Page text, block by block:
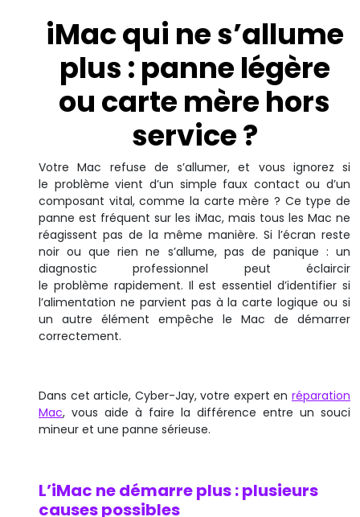
iMac qui ne s’allume
plus : panne légère
ou carte mère hors
service ?
Votre Mac refuse de s’allumer, et vous ignorez si
le problème vient d’un simple faux contact ou d’un
composant vital, comme la carte mère ? Ce type de
panne est fréquent sur les iMac, mais tous les Mac ne
réagissent pas de la même manière. Si l’écran reste
noir ou que rien ne s’allume, pas de panique : un
diagnostic professionnel peut éclaircir
le problème rapidement. Il est essentiel d’identifier si
l’alimentation ne parvient pas à la carte logique ou si
un autre élément empêche le Mac de démarrer
correctement.
Dans cet article, Cyber-Jay, votre expert en réparation
Mac, vous aide à faire la différence entre un souci
mineur et une panne sérieuse.
L’iMac ne démarre plus : plusieurs
causes possibles